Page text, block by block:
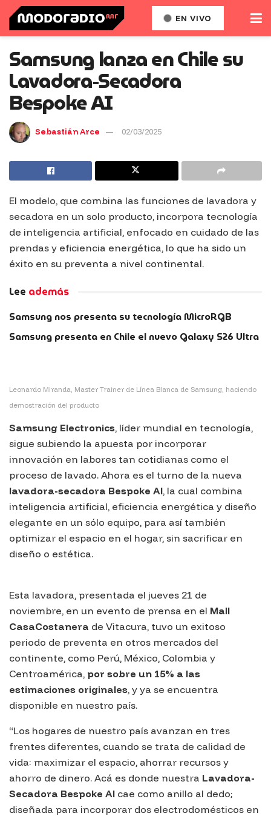
EN VIVO
Samsung lanza en Chile su
Lavadora-Secadora
Bespoke AI
Sebastián Arce 02/03/2025
El modelo, que combina las funciones de lavadora y
secadora en un solo producto, incorpora tecnología
de inteligencia artificial, enfocado en cuidado de las
prendas y eficiencia energética, lo que ha sido un
éxito en su preventa a nivel continental.
Lee además
Samsung nos presenta su tecnología MicroRGB
Samsung presenta en Chile el nuevo Galaxy S26 Ultra
Leonardo Miranda, Master Trainer de Línea Blanca de Samsung, haciendo
demostración del producto
Samsung Electronics, líder mundial en tecnología,
sigue subiendo la apuesta por incorporar
innovación en labores tan cotidianas como el
proceso de lavado. Ahora es el turno de la nueva
lavadora-secadora Bespoke AI, la cual combina
inteligencia artificial, eficiencia energética y diseño
elegante en un sólo equipo, para así también
optimizar el espacio en el hogar, sin sacrificar en
diseño o estética.
Esta lavadora, presentada el jueves 21 de
noviembre, en un evento de prensa en el Mall
CasaCostanera de Vitacura, tuvo un exitoso
periodo de preventa en otros mercados del
continente, como Perú, México, Colombia y
Centroamérica, por sobre un 15% a las
estimaciones originales, y ya se encuentra
disponible en nuestro país.
“Los hogares de nuestro país avanzan en tres
frentes diferentes, cuando se trata de calidad de
vida: maximizar el espacio, ahorrar recursos y
ahorro de dinero. Acá es donde nuestra Lavadora-
Secadora Bespoke AI cae como anillo al dedo;
diseñada para incorporar dos electrodomésticos en